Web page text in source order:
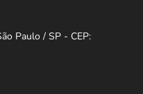
Paulo / SP - CEP: